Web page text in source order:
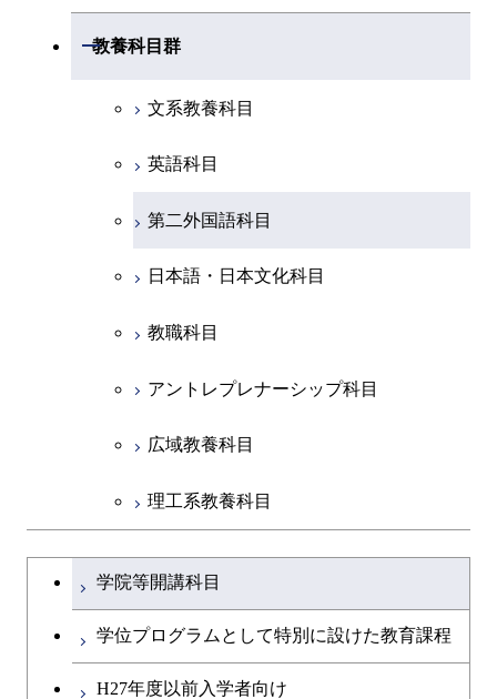
創造プロセス科目
共通専門科目
共通専門科目
融合理工学系
初年次専門科目
創造プロセス科目
共通専門科目
工学院，物質理工学院，環境・社会
教養科目群
開閉
文系教養科目
英語科目
第二外国語科目
日本語・日本文化科目
教職科目
アントレプレナーシップ科目
広域教養科目
理工系教養科目
学士課程を切り替える
学院等開講科目
学位プログラムとして特別に設けた教育課程
H27年度以前入学者向け